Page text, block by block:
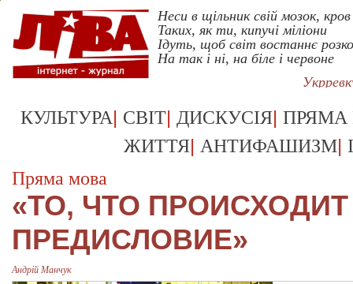
Неси в щільник свій мозок,
Таких, як ти, кипучі міліони
Ідуть, щоб світ востаннє
На так і ні, на біле і червоне
КУЛЬТУРА| СВІТ| ДИСКУСІЯ| ПРЯМА
ЖИТТЯ| АНТИФАШИЗМ|
Пряма мова
«ТО, ЧТО
ПРЕДИСЛОВИЕ»
Андрій Манчук